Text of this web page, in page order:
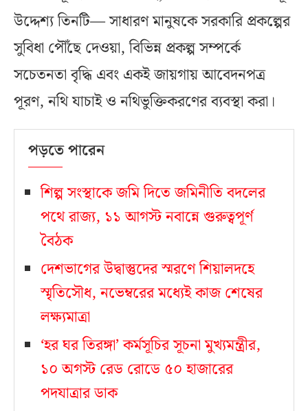
উদ্দেশ্য তিনটি— সাধারণ মানুষকে সরকারি প্রকল্পের
সুবিধা পৌঁছে দেওয়া, বিভিন্ন প্রকল্প সম্পর্কে
সচেতনতা বৃদ্ধি এবং একই জায়গায় আবেদনপত্র
পূরণ, নথি যাচাই ও নথিভুক্তিকরণের ব্যবস্থা করা।
পড়তে পারেন
শিল্প সংস্থাকে জমি দিতে জমিনীতি বদলের
পথে রাজ্য, ১১ আগস্ট নবান্নে গুরুত্বপূর্ণ
বৈঠক
দেশভাগের উদ্বাস্তুদের স্মরণে শিয়ালদহে
স্মৃতিসৌধ, নভেম্বরের মধ্যেই কাজ শেষের
লক্ষ্যমাত্রা
‘হর ঘর তিরঙ্গা’ কর্মসূচির সূচনা মুখ্যমন্ত্রীর,
১০ অগস্ট রেড রোডে ৫০ হাজারের
পদযাত্রার ডাক